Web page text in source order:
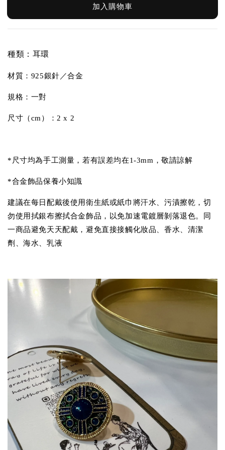
加入購物車
種類：耳環
材質： 925銀針／合金
規格：一對
尺寸（cm）：2 x 2
*尺寸均為手工測量，若有誤差均在1-3mm，敬請諒解
*合金飾品保養小知識
建議在每日配戴後使用衛生紙或紙巾將汗水、污漬擦乾，切
勿使用拭銀布擦拭合金飾品，以免加速電鍍層剝落退色。同
一商品避免天天配戴，避免直接接觸化妝品、香水、清潔
劑、海水、乳液